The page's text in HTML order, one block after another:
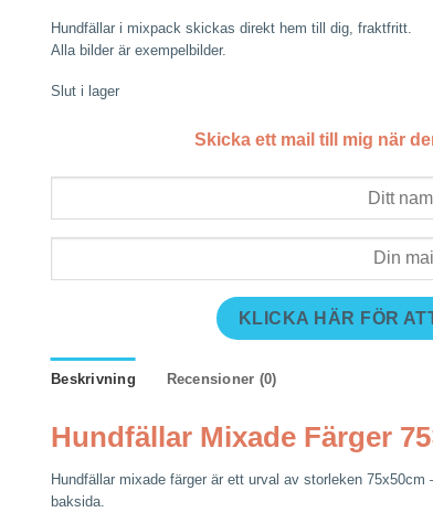
Hundfällar i mixpack skickas direkt hem till dig, fraktfritt.
Alla bilder är exempelbilder.
Slut i lager
Skicka ett mail till mig när
KLICKA HÄR FÖR
Beskrivning Recensioner (0)
Hundfällar Mixade Färger
Hundfällar mixade färger är ett urval av storleken
baksida.